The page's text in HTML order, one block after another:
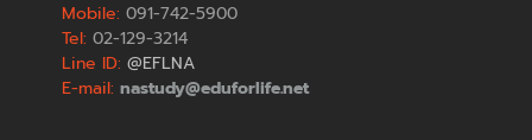
Mobile: 091-742-5900
Tel: 02-129-3214
Line ID: @EFLNA
E-mail: nastudy@eduforlife.net